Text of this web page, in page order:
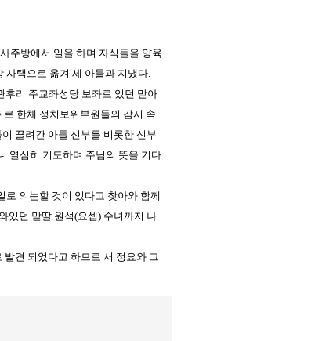
주방에서 일을 하며 자식들을 양육
택으로 옮겨 세 아들과 지냈다.
후리 주교좌성당 보좌로 있던 맏아
한채 정치보위부원들의 감시 속
끌려간 아들 신부를 비롯한 신부
열심히 기도하며 주님의 뜻을 기다
로 의논할 것이 있다고 찾아와 함께
있던 맏딸 원석(요셉) 수녀까지 나
견 되었다고 하므로 서 정요와 그